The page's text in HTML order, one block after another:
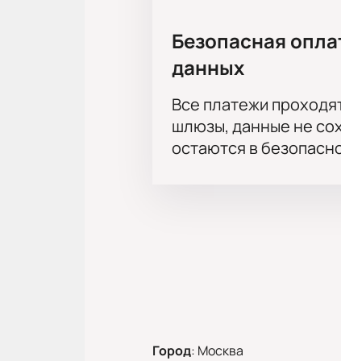
Безопасная
данных
Все платежи
шлюзы, данные не
остаются в
Город: Москва